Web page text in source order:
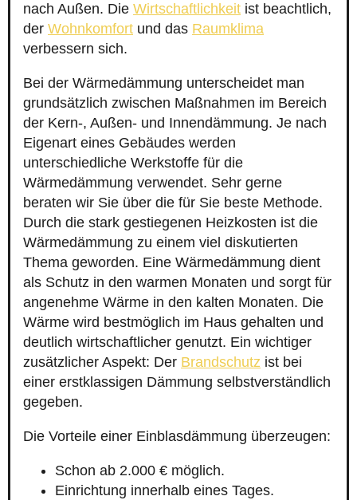
nach Außen. Die Wirtschaftlichkeit ist beachtlich,
der Wohnkomfort und das Raumklima
verbessern sich.
Bei der Wärmedämmung unterscheidet man
grundsätzlich zwischen Maßnahmen im Bereich
der Kern-, Außen- und Innendämmung. Je nach
Eigenart eines Gebäudes werden
unterschiedliche Werkstoffe für die
Wärmedämmung verwendet. Sehr gerne
beraten wir Sie über die für Sie beste Methode.
Durch die stark gestiegenen Heizkosten ist die
Wärmedämmung zu einem viel diskutierten
Thema geworden. Eine Wärmedämmung dient
als Schutz in den warmen Monaten und sorgt für
angenehme Wärme in den kalten Monaten. Die
Wärme wird bestmöglich im Haus gehalten und
deutlich wirtschaftlicher genutzt. Ein wichtiger
zusätzlicher Aspekt: Der Brandschutz ist bei
einer erstklassigen Dämmung selbstverständlich
gegeben.
Die Vorteile einer Einblasdämmung überzeugen:
Schon ab 2.000 € möglich.
Einrichtung innerhalb eines Tages.